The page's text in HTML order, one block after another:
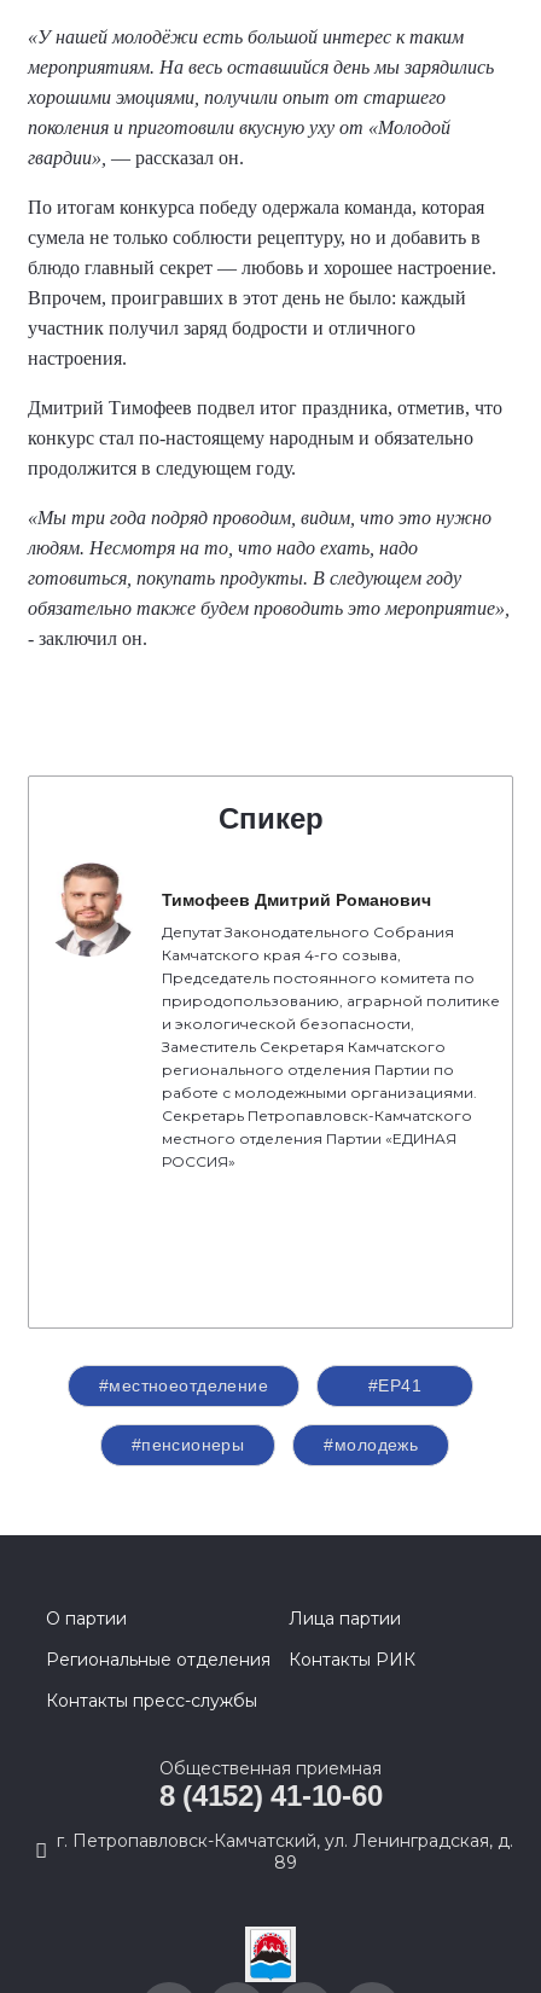
«У нашей молодёжи есть большой интерес к таким
мероприятиям. На весь оставшийся день мы зарядились
хорошими эмоциями, получили опыт от старшего
поколения и приготовили вкусную уху от «Молодой
гвардии», — рассказал он.
По итогам конкурса победу одержала команда, которая
сумела не только соблюсти рецептуру, но и добавить в
блюдо главный секрет — любовь и хорошее настроение.
Впрочем, проигравших в этот день не было: каждый
участник получил заряд бодрости и отличного
настроения.
Дмитрий Тимофеев подвел итог праздника, отметив, что
конкурс стал по-настоящему народным и обязательно
продолжится в следующем году.
«Мы три года подряд проводим, видим, что это нужно
людям. Несмотря на то, что надо ехать, надо
готовиться, покупать продукты. В следующем году
обязательно также будем проводить это мероприятие»,
- заключил он.
Спикер
Тимофеев Дмитрий Романович
Депутат Законодательного Собрания
Камчатского края 4-го созыва,
Председатель постоянного комитета по
природопользованию, аграрной политике
и экологической безопасности,
Заместитель Секретаря Камчатского
регионального отделения Партии по
работе с молодежными организациями.
Секретарь Петропавловск-Камчатского
местного отделения Партии «ЕДИНАЯ
РОССИЯ»
#местноеотделение #ЕР41
#пенсионеры #молодежь
О партии
Лица партии
Региональные отделения
Контакты РИК
Контакты пресс-службы
Общественная приемная
8 (4152) 41-10-60
г. Петропавловск-Камчатский, ул. Ленинградская, д.
89